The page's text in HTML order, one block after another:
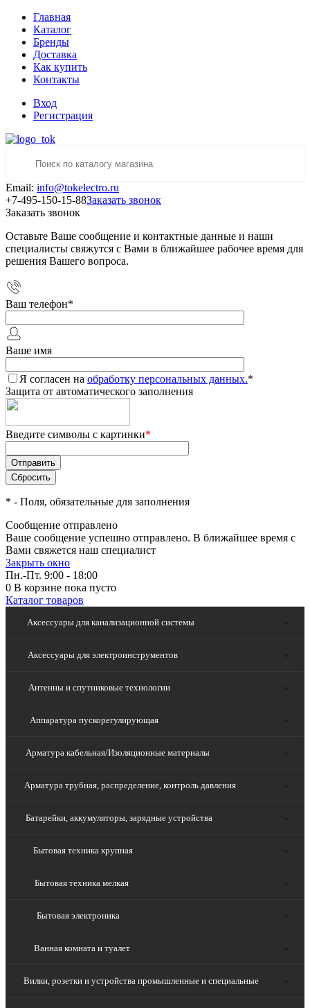
Главная
Каталог
Бренды
Доставка
Как купить
Контакты
Вход
Регистрация
Email: info@tokelectro.ru
+7-495-150-15-88Заказать звонок
Заказать звонок
Оставьте Ваше сообщение и контактные данные и наши
специалисты свяжутся с Вами в ближайшее рабочее время для
решения Вашего вопроса.
Ваш телефон*
Ваше имя
Я согласен на обработку персональных данных.*
Защита от автоматического заполнения
Введите символы с картинки*
* - Поля, обязательные для заполнения
Сообщение отправлено
Ваше сообщение успешно отправлено. В ближайшее время с
Вами свяжется наш специалист
Закрыть окно
Пн.-Пт. 9:00 - 18:00
0 В корзине пока пусто
Каталог товаров
Аксессуары для канализационной системы
Аксессуары для электроинструментов
Антенны и спутниковые технологии
Аппаратура пускорегулирующая
Арматура кабельная/Изоляционные материалы
Арматура трубная, распределение, контроль давления
Батарейки, аккумуляторы, зарядные устройства
Бытовая техника крупная
Бытовая техника мелкая
Бытовая электроника
Ванная комната и туалет
Вилки, розетки и устройства промышленные и специальные